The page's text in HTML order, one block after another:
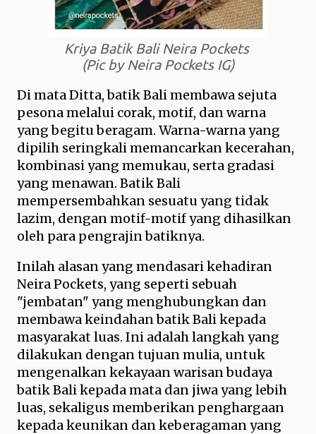
Kriya Batik Bali Neira Pockets
(Pic by Neira Pockets IG)
Di mata Ditta, batik Bali membawa sejuta
pesona melalui corak, motif, dan warna
yang begitu beragam. Warna-warna yang
dipilih seringkali memancarkan kecerahan,
kombinasi yang memukau, serta gradasi
yang menawan. Batik Bali
mempersembahkan sesuatu yang tidak
lazim, dengan motif-motif yang dihasilkan
oleh para pengrajin batiknya.
Inilah alasan yang mendasari kehadiran
Neira Pockets, yang seperti sebuah
"jembatan" yang menghubungkan dan
membawa keindahan batik Bali kepada
masyarakat luas. Ini adalah langkah yang
dilakukan dengan tujuan mulia, untuk
mengenalkan kekayaan warisan budaya
batik Bali kepada mata dan jiwa yang lebih
luas, sekaligus memberikan penghargaan
kepada keunikan dan keberagaman yang